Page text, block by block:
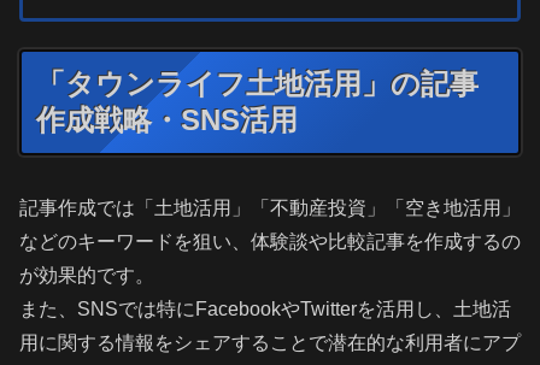
「タウンライフ土地活用」の記事
作成戦略・SNS活用
記事作成では「土地活用」「不動産投資」「空き地活用」
などのキーワードを狙い、体験談や比較記事を作成するの
が効果的です。
また、SNSでは特にFacebookやTwitterを活用し、土地活
用に関する情報をシェアすることで潜在的な利用者にアプ